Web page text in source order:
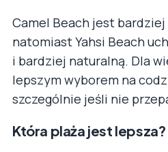
Camel Beach jest
natomiast Yahsi Beach
i bardziej naturalną. Dla
lepszym wyborem na
szczególnie jeśli nie
Która plaża jest lepsza?